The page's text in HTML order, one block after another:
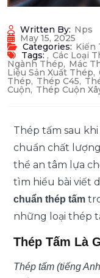
Written By: Nps
May 15, 2025
Categories: Kiến
Tags: , Các Loại
Ngành Thép, Mác
Liệu Sản Xuất Thép,
Thép, Thép C45,
Cuộn, Thép Cuộn
Thép tấm sau
chuẩn chất
thể an tâm lựa
tìm hiểu bài viết
chuẩn thép tấm
những loại thép
Thép Tấm Là
Thép tấm (tiếng